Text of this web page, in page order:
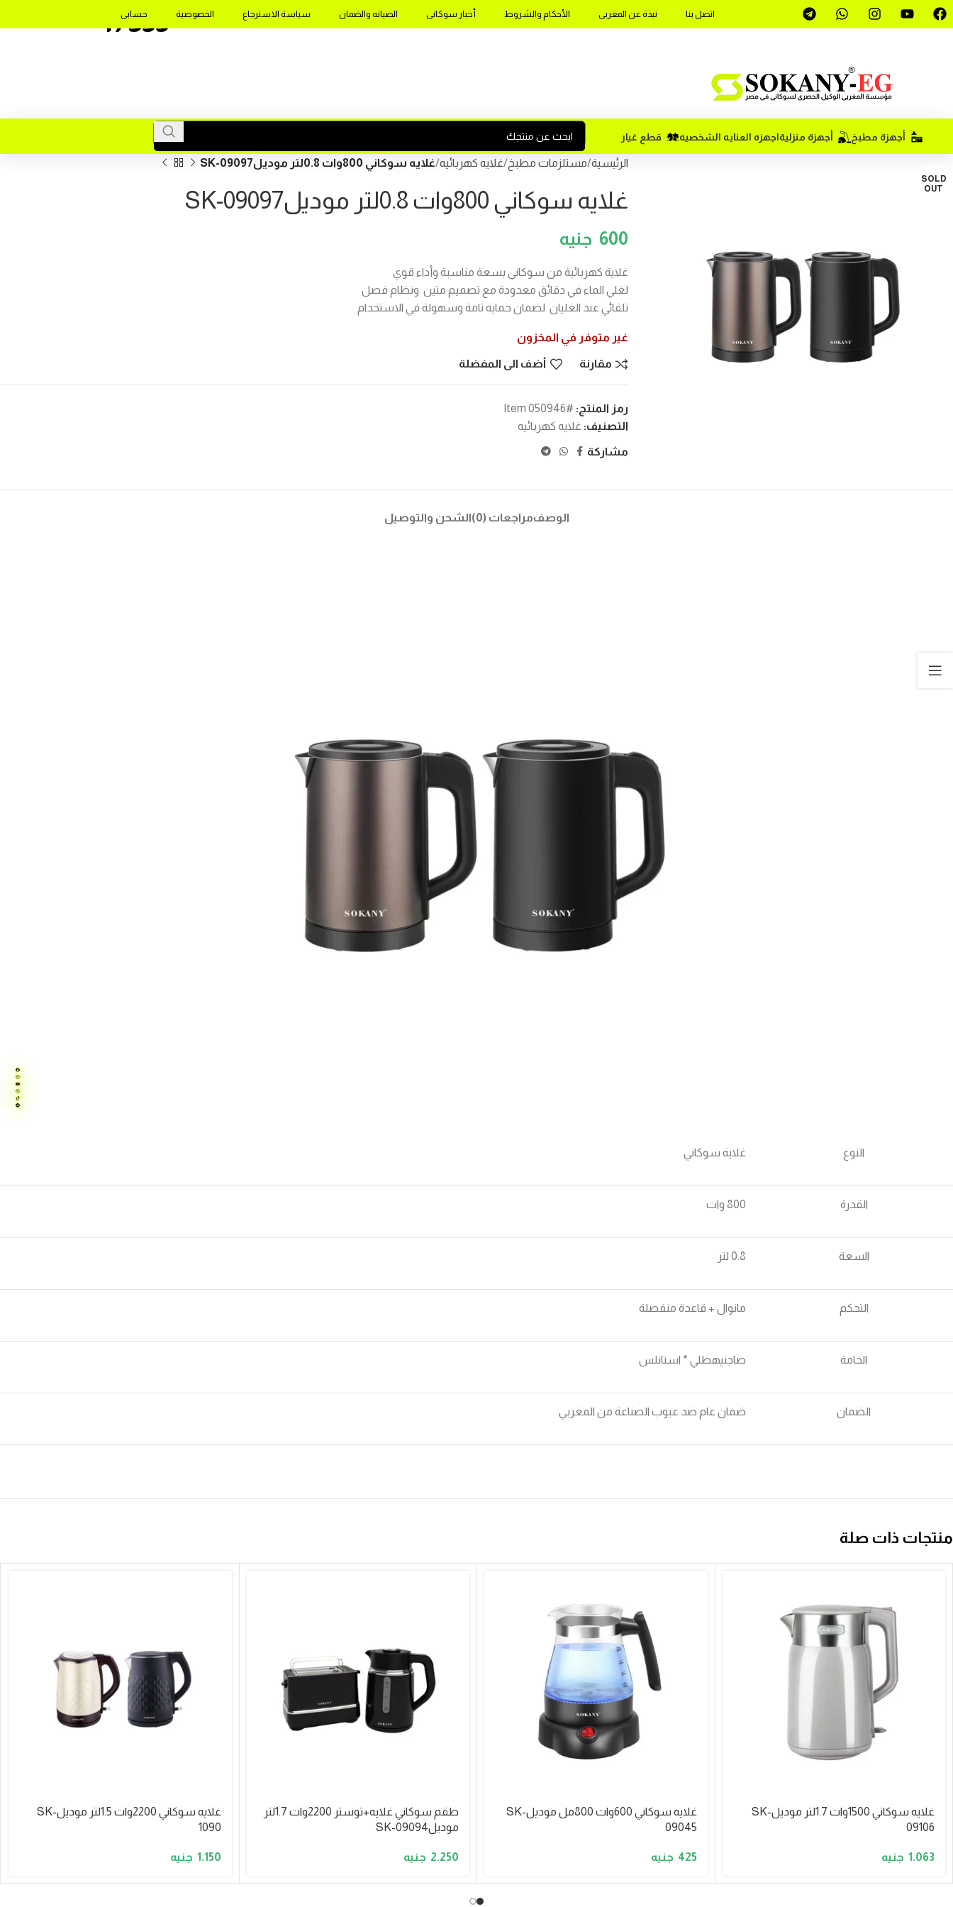
اتصل بنا نبذة عن المغربى الأحكام والشروط أخبار سوكانى الصيانه والضمان سياسة الاسترجاع الخصوصية حسابى
17355
أجهزة مطبخ أجهزة منزليةاجهزه العنايه الشخصيه قطع غيار
SOLD
OUT
الرئيسية مستلزمات مطبخ غلايه كهربائيه غلايه سوكاني 800وات 0.8لتر موديلSK-09097
غلايه سوكاني 800وات 0.8لتر موديلSK-09097
600
غلاية كهربائية من سوكاني بسعة مناسبة وأداء قوي
لغلي الماء في دقائق معدودة مع تصميم متين ونظام فصل
تلقائي عند الغليان لضمان حماية تامة وسهولة في الاستخدام
غير متوفر في المخزون
مقارنة أضف الى المفضلة
رمز المنتج: #Item 050946
التصنيف: غلايه كهربائيه
مشاركة
الوصفمراجعات (0) الشحن والتوصيل
النوع غلاية سوكاني
القدرة 800 وات
السعة 0.8 لتر
التحكم مانوال + قاعدة منفصلة
الخامة صاجنيهطلي * استانلس
الضمان ضمان عام ضد عيوب الصناعة من المغربي
منتجات ذات صلة
غلايه سوكاني 1500وات 1.7لتر موديلSK-
09106
1.063
غلايه سوكاني 600وات 800مل موديلSK-
09045
425
طقم سوكاني غلايه+توستر 2200وات 1.7لتر
موديلSK-09094
2.250
غلايه سوكاني 2200وات 1.5لتر موديلSK-
1090
1.150